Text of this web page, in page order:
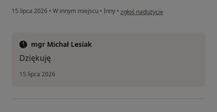
15 lipca 2026 • W innym miejscu • Inny • w opinii użytkownika Krzysztof
zgłoś nadużycie
mgr Michał Lesiak
Dziękuję
15 lipca 2026